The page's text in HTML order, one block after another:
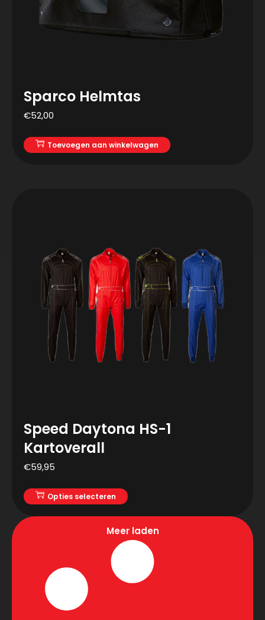
Sparco Helmtas
€52,00
Toevoegen aan winkelwagen
Speed Daytona HS-1
Kartoverall
€59,95
Opties selecteren
Meer laden